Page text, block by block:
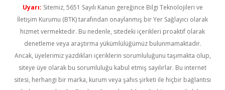
Uyarı: Sitemiz, 5651 Sayılı Kanun gereğince Bilgi Teknolojileri ve
İletişim Kurumu (BTK) tarafından onaylanmış bir Yer Sağlayıcı olarak
hizmet vermektedir. Bu nedenle, sitedeki içerikleri proaktif olarak
denetleme veya araştırma yükümlülüğümüz bulunmamaktadır.
Ancak, üyelerimiz yazdıkları içeriklerin sorumluluğunu taşımakta olup,
siteye üye olarak bu sorumluluğu kabul etmiş sayılırlar. Bu internet
sitesi, herhangi bir marka, kurum veya şahıs şirketi ile hiçbir bağlantısı